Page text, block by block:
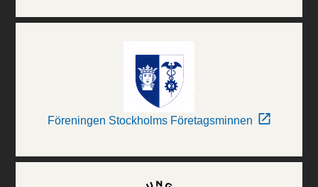
Föreningen Stockholms Företagsminnen